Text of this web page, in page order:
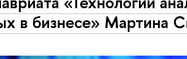
в бизнесе» Мартина